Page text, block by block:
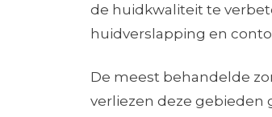
de huidkwaliteit te
huidverslapping en
De meest behandelde
verliezen deze gebieden